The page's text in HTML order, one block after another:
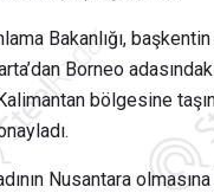
Bakanlığı,
Borneo
bölgesine
Nusantara